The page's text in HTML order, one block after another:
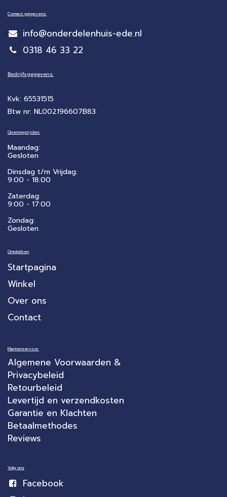
Contact gegevens:
info@onderdelenhuis-ede.nl
0318 46 33 22
Bedrijfsgegevens:
Kvk: 65531515
Btw nr: NL002196607B83
Openingstijden:
Maandag:
Gesloten
Dinsdag t/m Vrijdag:
9:00 - 18:00
Zaterdag:
​9:00 - 17:00
Zondag:
Gesloten
Ontdekken
Startpagina
Winkel
Over ons
Contact
Klantenservice:
Algemene Voorwaarden &
Privacybeleid
Retourbeleid
Levertijd en verzendkosten
Garantie en Klachten
Betaalmethodes
Reviews
Volg ons
Facebook